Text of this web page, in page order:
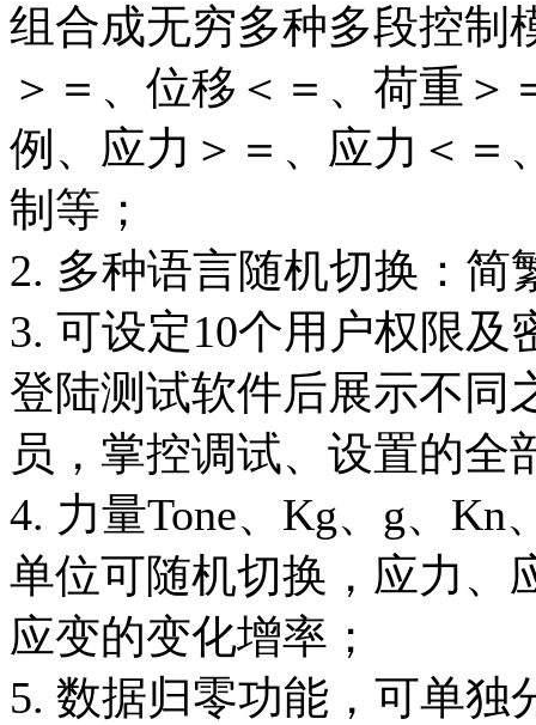
组合成无穷多种多段控制
＞＝、位移＜＝、荷重
例、应力＞＝、应力＜＝
制等；
2. 多种语言随机切换：简
3. 可设定10个用户权限
登陆测试软件后展示不同
员，掌控调试、设置的全
4. 力量Tone、Kg、g、Kn
单位可随机切换，应力、
应变的变化增率；
5. 数据归零功能，可单独